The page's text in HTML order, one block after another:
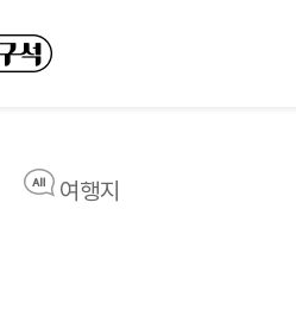
여행지